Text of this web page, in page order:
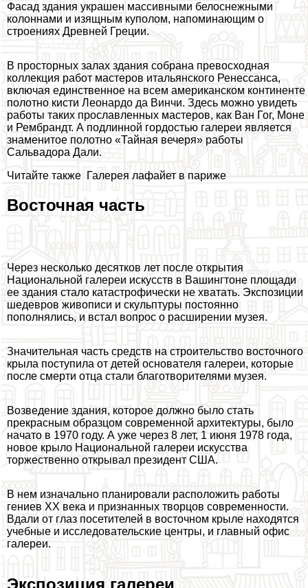
Фасад здания украшен массивными белоснежными
колоннами и изящным куполом, напоминающим о
строениях Древней Греции.
В просторных залах здания собрана превосходная
коллекция работ мастеров итальянского Ренессанса,
включая единственное на всем американском континенте
полотно кисти Леонардо да Винчи. Здесь можно увидеть
работы таких прославленных мастеров, как Ван Гог, Моне
и Рембрандт. А подлинной гордостью галереи является
знаменитое полотно «Тайная вечеря» работы
Сальвадора Дали.
Читайте также Галерея лафайет в париже
Восточная часть
Через несколько десятков лет после открытия
Национальной галереи искусств в Вашингтоне площади
ее здания стало катастрофически не хватать. Экспозиции
шедевров живописи и скульптуры постоянно
пополнялись, и встал вопрос о расширении музея.
Значительная часть средств на строительство восточного
крыла поступила от детей основателя галереи, которые
после cмepти отца стали благотворителями музея.
Возведение здания, которое должно было стать
прекрасным образцом современной архитектуры, было
начато в 1970 году. А уже через 8 лет, 1 июня 1978 года,
новое крыло Национальной галереи искусства
торжественно открывал президент США.
В нем изначально планировали расположить работы
гениев XX века и признанных творцов современности.
Вдали от глаз посетителей в восточном крыле находятся
учебные и исследовательские центры, и главный офис
галереи.
Экспозиция галереи